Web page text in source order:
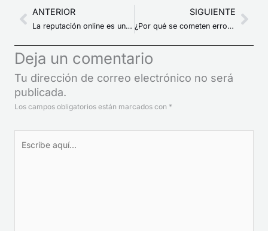
AntANTERIOR
La reputación online es un hecho
SIGUIENTE
¿Por qué se cometen errores en las decisiones?
Deja un comentario
Tu dirección de correo electrónico no será
publicada.
Los campos obligatorios están marcados con *
aquí...